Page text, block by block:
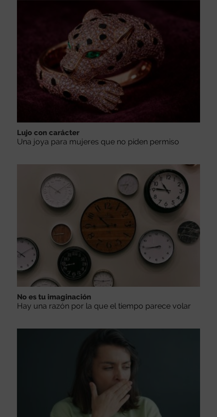
Lujo con carácter
Una joya para mujeres que no piden permiso
No es tu imaginación
Hay una razón por la que el tiempo parece volar